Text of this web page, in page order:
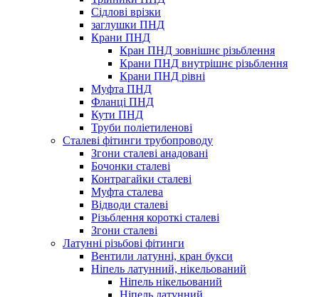
Сідлові врізки
заглушки ПНД
Крани ПНД
Кран ПНД зовнішнє різьблення
Крани ПНД внутрішнє різьблення
Крани ПНД рівні
Муфта ПНД
Фланці ПНД
Кути ПНД
Труби поліетиленові
Сталеві фітинги трубопроводу
Згони сталеві анадовані
Бочонки сталеві
Контрагайки сталеві
Муфта сталева
Відводи сталеві
Різьблення короткі сталеві
Згони сталеві
Латунні різьбові фітинги
Вентили латунні, кран букси
Ніпель латунний, нікельований
Ніпель нікельований
Ніпель латунний